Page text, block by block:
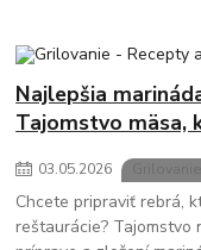
Najlepšia
Tajomstvo mäsa,
03.05.2026
Chcete pripraviť rebrá,
reštaurácie? Tajomstvo